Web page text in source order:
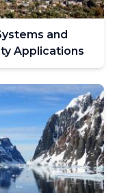
and
Applications